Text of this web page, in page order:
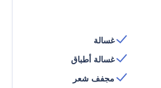
غسالة
غسالة أطباق
مجفف شعر